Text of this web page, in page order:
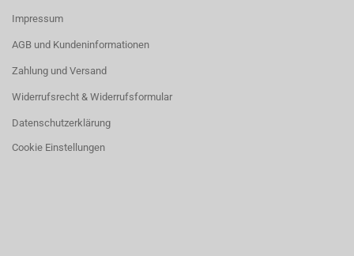
Impressum
AGB und Kundeninformationen
Zahlung und Versand
Widerrufsrecht & Widerrufsformular
Datenschutzerklärung
Cookie Einstellungen